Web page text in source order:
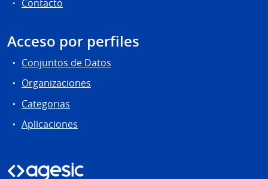
Contacto
Acceso por perfiles
Conjuntos de Datos
Organizaciones
Categorias
Aplicaciones